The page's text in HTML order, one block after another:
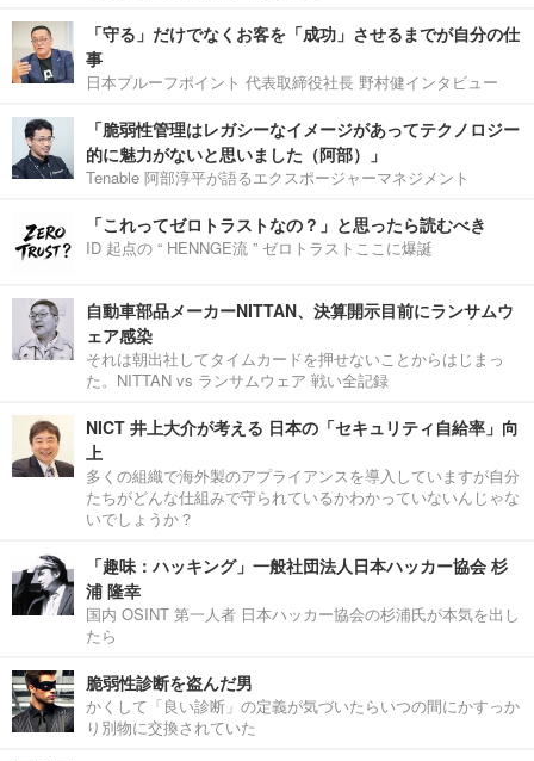
「守る」だけでなくお客を「成功」させるまでが自分の仕
事
日本プルーフポイント 代表取締役社長 野村健インタビュー
「脆弱性管理はレガシーなイメージがあってテクノロジー
的に魅力がないと思いました（阿部）」
Tenable 阿部淳平が語るエクスポージャーマネジメント
「これってゼロトラストなの？」と思ったら読むべき
ID 起点の “ HENNGE流 ” ゼロトラストここに爆誕
自動車部品メーカーNITTAN、決算開示目前にランサムウ
ェア感染
それは朝出社してタイムカードを押せないことからはじまっ
た。NITTAN vs ランサムウェア 戦い全記録
NICT 井上大介が考える 日本の「セキュリティ自給率」向
上
多くの組織で海外製のアプライアンスを導入していますが自分
たちがどんな仕組みで守られているかわかっていないんじゃな
いでしょうか？
「趣味：ハッキング」一般社団法人日本ハッカー協会 杉
浦 隆幸
国内 OSINT 第一人者 日本ハッカー協会の杉浦氏が本気を出し
たら
脆弱性診断を盗んだ男
かくして「良い診断」の定義が気づいたらいつの間にかすっか
り別物に交換されていた